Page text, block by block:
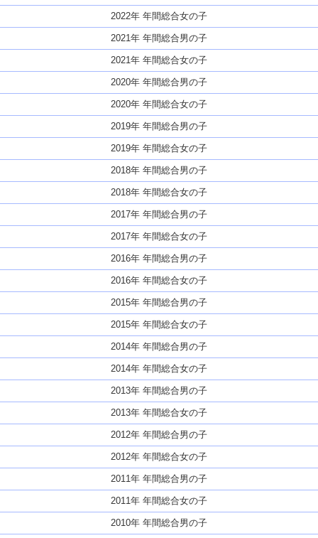
2022年 年間総合女の子
2021年 年間総合男の子
2021年 年間総合女の子
2020年 年間総合男の子
2020年 年間総合女の子
2019年 年間総合男の子
2019年 年間総合女の子
2018年 年間総合男の子
2018年 年間総合女の子
2017年 年間総合男の子
2017年 年間総合女の子
2016年 年間総合男の子
2016年 年間総合女の子
2015年 年間総合男の子
2015年 年間総合女の子
2014年 年間総合男の子
2014年 年間総合女の子
2013年 年間総合男の子
2013年 年間総合女の子
2012年 年間総合男の子
2012年 年間総合女の子
2011年 年間総合男の子
2011年 年間総合女の子
2010年 年間総合男の子